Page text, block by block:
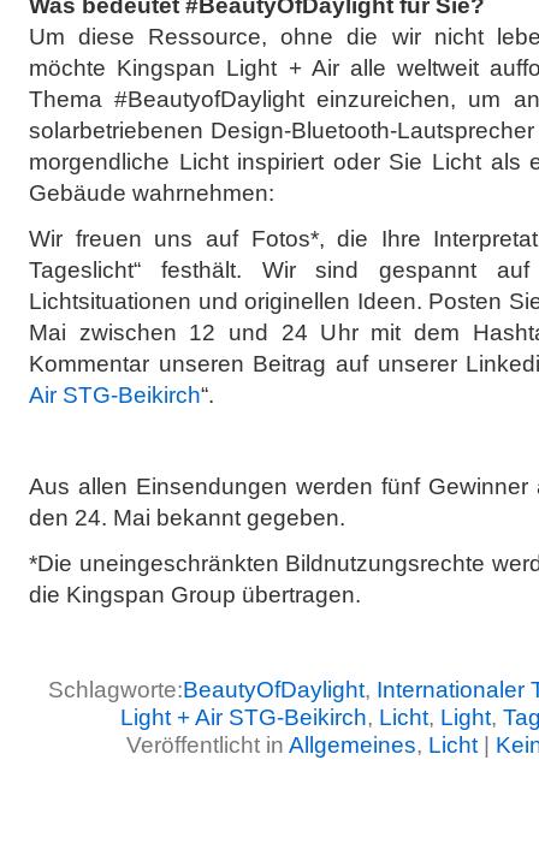
Um diese Ressource, ohne die wir nicht
möchte Kingspan Light + Air alle weltweit
Thema #BeautyofDaylight einzureichen, um
solarbetriebenen Design-Bluetooth-
morgendliche Licht inspiriert oder Sie Licht als
Gebäude wahrnehmen:
Wir freuen uns auf Fotos*, die Ihre
Tageslicht“ festhält. Wir sind gespannt
Lichtsituationen und originellen Ideen. Posten
Mai zwischen 12 und 24 Uhr mit dem
Kommentar unseren Beitrag auf unserer
Air STG-Beikirch“.
Aus allen Einsendungen werden fünf
den 24. Mai bekannt gegeben.
*Die uneingeschränkten Bildnutzungsrechte
die Kingspan Group übertragen.
Schlagworte:BeautyOfDaylight, Internationaler
Light + Air STG-Beikirch, Licht, Light,
Veröffentlicht in Allgemeines, Licht|